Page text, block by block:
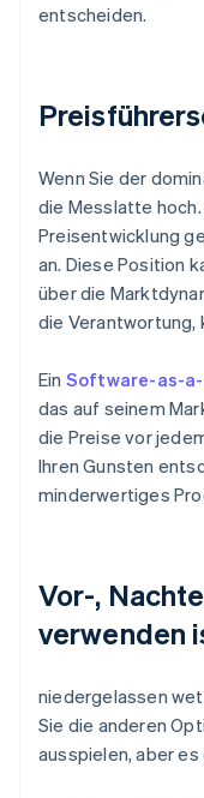
entscheiden.
Wenn Sie der
die Messlatte
Preisentwicklung
an. Diese Position
über die
die Verantwortung,
Ein Software-as-
das auf seinem
die Preise vor
Ihren Gunsten
minderwertiges
Vor-,
verwenden
niedergelassen
Sie die anderen
ausspielen, aber